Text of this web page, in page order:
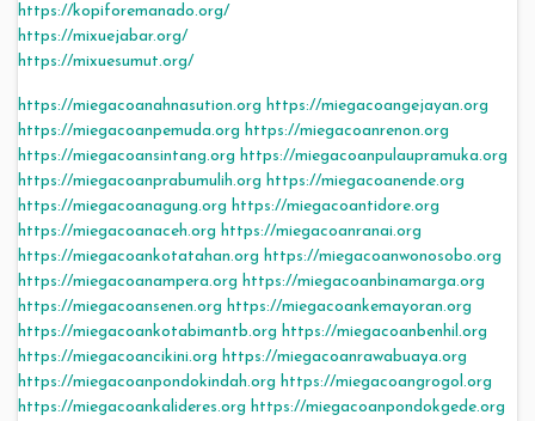
https://kopiforemanado.org/
https://mixuejabar.org/
https://mixuesumut.org/
https://miegacoanahnasution.org https://miegacoangejayan.org
https://miegacoanpemuda.org https://miegacoanrenon.org
https://miegacoansintang.org https://miegacoanpulaupramuka.org
https://miegacoanprabumulih.org https://miegacoanende.org
https://miegacoanagung.org https://miegacoantidore.org
https://miegacoanaceh.org https://miegacoanranai.org
https://miegacoankotatahan.org https://miegacoanwonosobo.org
https://miegacoanampera.org https://miegacoanbinamarga.org
https://miegacoansenen.org https://miegacoankemayoran.org
https://miegacoankotabimantb.org https://miegacoanbenhil.org
https://miegacoancikini.org https://miegacoanrawabuaya.org
https://miegacoanpondokindah.org https://miegacoangrogol.org
https://miegacoankalideres.org https://miegacoanpondokgede.org